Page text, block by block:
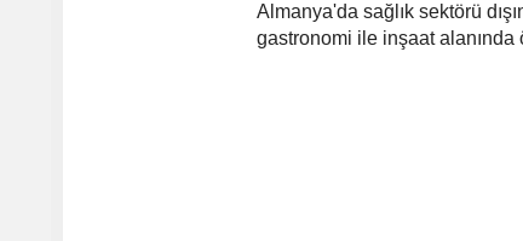
Almanya'da sağlık sektörü
gastronomi ile inşaat alanında